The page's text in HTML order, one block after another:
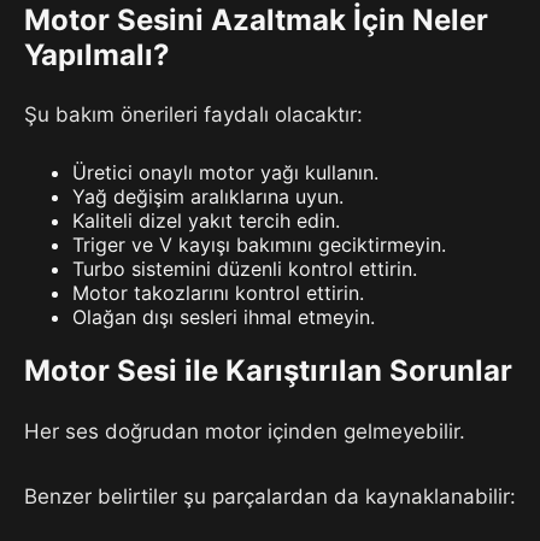
Motor Sesini Azaltmak İçin Neler
Yapılmalı?
Şu bakım önerileri faydalı olacaktır:
Üretici onaylı motor yağı kullanın.
Yağ değişim aralıklarına uyun.
Kaliteli dizel yakıt tercih edin.
Triger ve V kayışı bakımını geciktirmeyin.
Turbo sistemini düzenli kontrol ettirin.
Motor takozlarını kontrol ettirin.
Olağan dışı sesleri ihmal etmeyin.
Motor Sesi ile Karıştırılan Sorunlar
Her ses doğrudan motor içinden gelmeyebilir.
Benzer belirtiler şu parçalardan da kaynaklanabilir: